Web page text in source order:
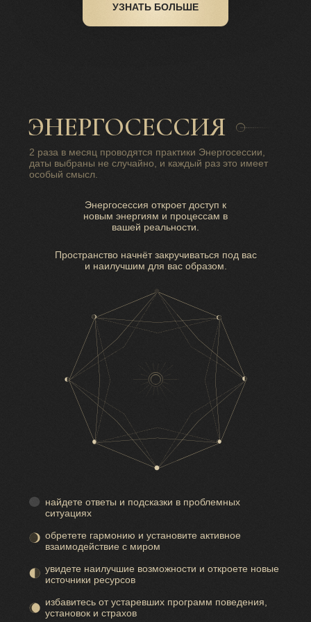
УЗНАТЬ БОЛЬШЕ
ЭНЕРГОСЕССИЯ
2 раза в месяц проводятся практики Энергосессии,
даты выбраны не случайно, и каждый раз это имеет
особый смысл.
Энергосессия откроет доступ к
новым энергиям и процессам в
вашей реальности.
Пространство начнёт закручиваться под вас
и наилучшим для вас образом.
найдете ответы и подсказки в проблемных
ситуациях
обретете гармонию и установите активное
взаимодействие с миром
увидете наилучшие возможности и откроете новые
источники ресурсов
избавитесь от устаревших программ поведения,
установок и страхов